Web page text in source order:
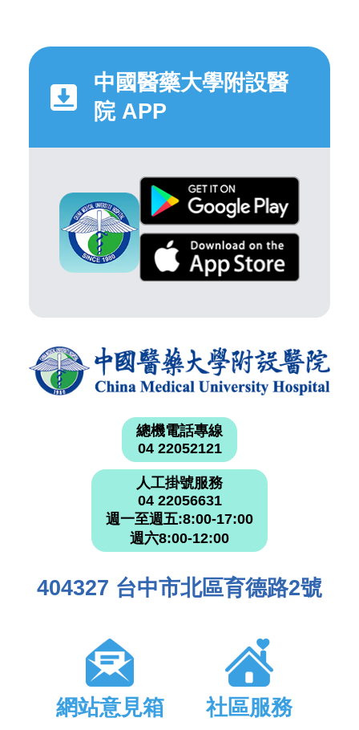
中國醫藥大學附設醫
院 APP
總機電話專線
04 22052121
人工掛號服務
04 22056631
週一至週五:8:00-17:00
週六8:00-12:00
404327 台中市北區育德路2號
網站意見箱 社區服務